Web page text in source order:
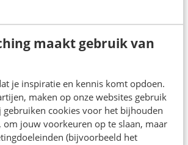
maakt gebruik van
je inspiratie en kennis komt opdoen.
maken op onze websites gebruik
gebruiken cookies voor het bijhouden
om jouw voorkeuren op te slaan, maar
(bijvoorbeeld het
je test en evalueert, hoe je knowledge
als fundament onder je agents, en
uit de hoek van conversational AI,
inmiddels dwars door de organisatie:
service domein. Aan de hand van